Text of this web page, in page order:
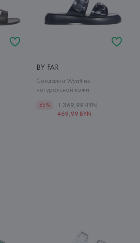
BY FAR
Сандалии Wyatt из
натуральной кожи
65%
1 369,99 BYN
469,99 BYN